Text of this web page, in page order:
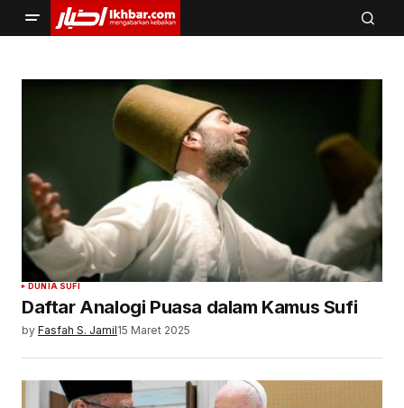
DUNIA SUFI
Daftar Analogi Puasa dalam Kamus Sufi
by Fasfah S. Jamil15 Maret 2025